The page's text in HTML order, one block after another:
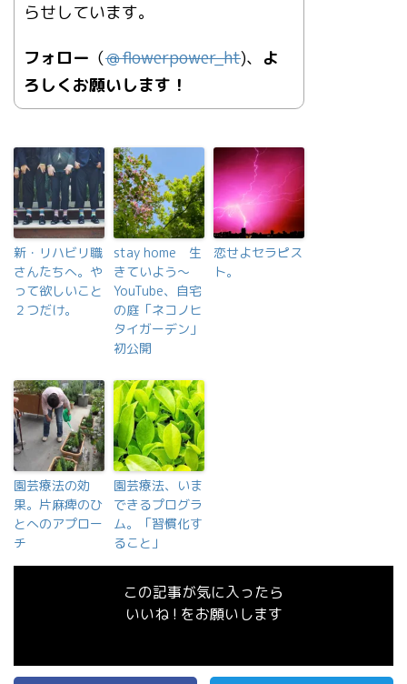
らせしています。
フォロー （＠flowerpower_ht)、 よ
ろしくお願いします！
新・リハビリ職
さんたちへ。や
って欲しいこと
２つだけ。
stay home 生
きていよう〜
YouTube、自宅
の庭「ネコノヒ
タイガーデン」
初公開
恋せよセラピス
ト。
園芸療法の効
果。片麻痺のひ
とへのアプロー
チ
園芸療法、いま
できるプログラ
ム。「習慣化す
ること」
この記事が気に入ったら
いいね ! をお願いします